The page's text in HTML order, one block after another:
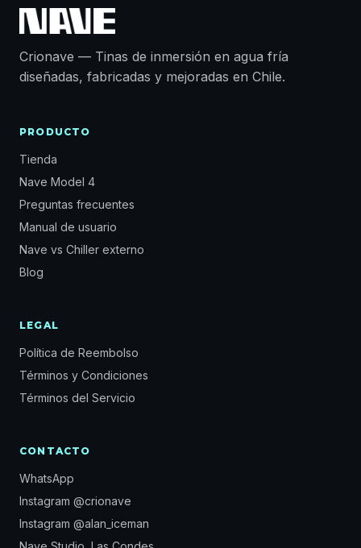
Crionave — Tinas de inmersión en agua fría
diseñadas, fabricadas y mejoradas en Chile.
PRODUCTO
Tienda
Nave Model 4
Preguntas frecuentes
Manual de usuario
Nave vs Chiller externo
Blog
LEGAL
Política de Reembolso
Términos y Condiciones
Términos del Servicio
CONTACTO
WhatsApp
Instagram @crionave
Instagram @alan_iceman